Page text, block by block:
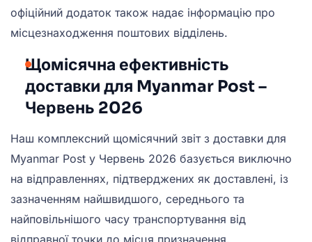
офіційний додаток також надає інформацію про
місцезнаходження поштових відділень.
Щомісячна ефективність
доставки для Myanmar Post –
Червень 2026
Наш комплексний щомісячний звіт з доставки для
Myanmar Post у Червень 2026 базується виключно
на відправленнях, підтверджених як доставлені, із
зазначенням найшвидшого, середнього та
найповільнішого часу транспортування від